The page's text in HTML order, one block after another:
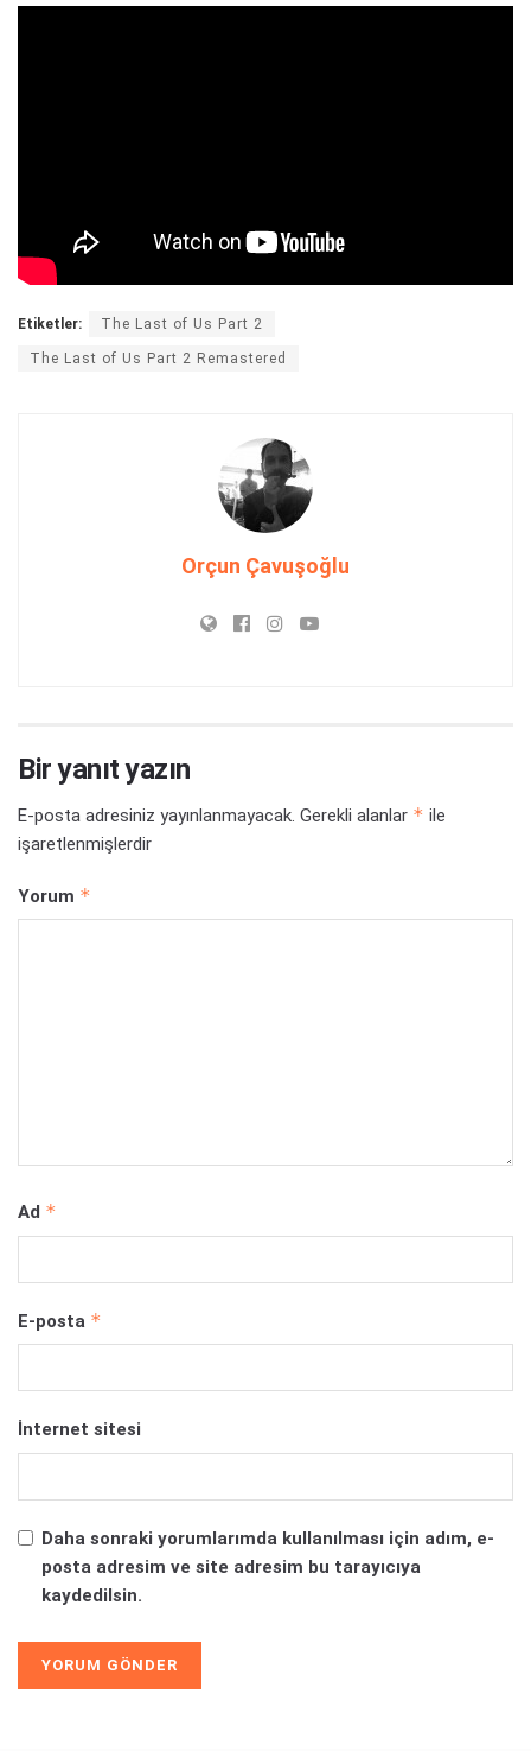
Etiketler: The Last of Us Part 2
The Last of Us Part 2 Remastered
Orçun Çavuşoğlu
Bir yanıt yazın
E-posta adresiniz yayınlanmayacak. Gerekli alanlar * ile
işaretlenmişlerdir
Yorum *
Ad *
E-posta *
İnternet sitesi
Daha sonraki yorumlarımda kullanılması için adım, e-
posta adresim ve site adresim bu tarayıcıya
kaydedilsin.